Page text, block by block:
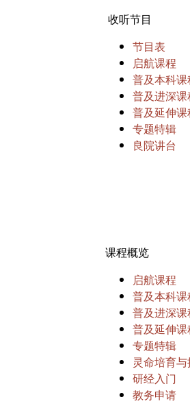
收听节目
节目表
启航课程
普及本科课
普及进深课
普及延伸课
专题特辑
良院讲台
课程概览
启航课程
普及本科课
普及进深课
普及延伸课
专题特辑
灵命培育
研经入门
教务申请